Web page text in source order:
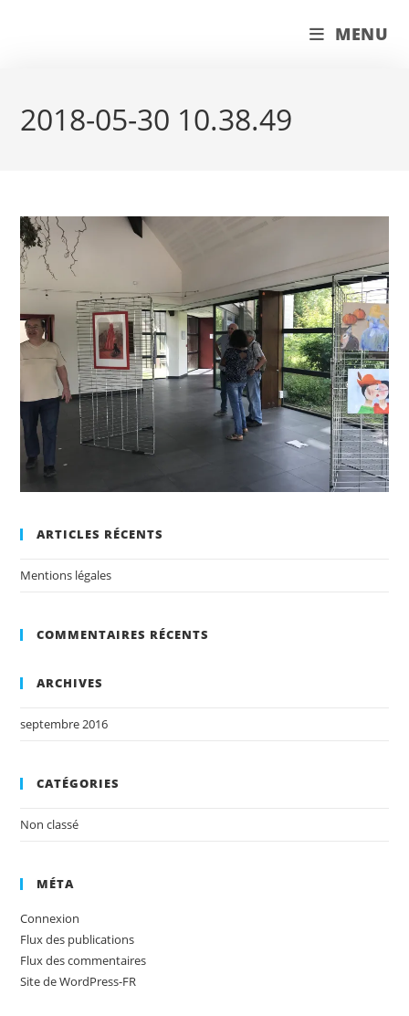
MENU
2018-05-30 10.38.49
ARTICLES RÉCENTS
Mentions légales
COMMENTAIRES RÉCENTS
ARCHIVES
septembre 2016
CATÉGORIES
Non classé
MÉTA
Connexion
Flux des publications
Flux des commentaires
Site de WordPress-FR